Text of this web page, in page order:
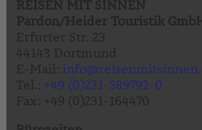
+49 (0)231-589792-0